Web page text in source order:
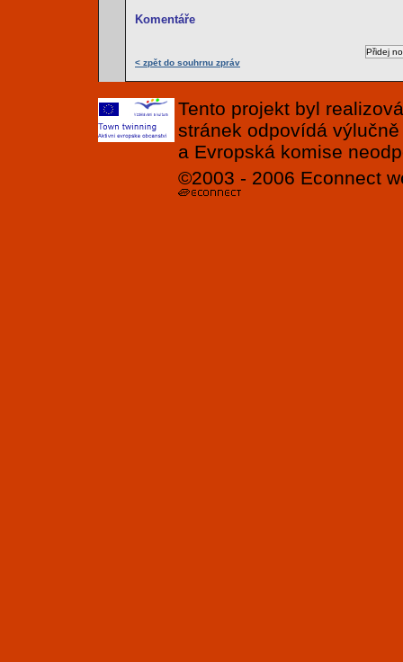
Komentáře
< zpět do souhrnu zpráv
Tento projekt byl
stránek odpovídá
a Evropská komise
©2003 - 2006 Econnect